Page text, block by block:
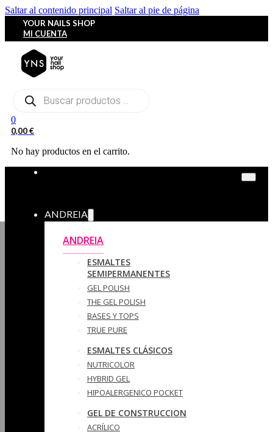
Saltar al contenido principal Saltar al pie de página
YOUR NAILS SHOP
MI CUENTA
Búsqueda
0
0,00€
No hay productos en el carrito.
ANDREIA
ANDREIA
ESMALTES
SEMIPERMANENTES
GEL POLISH
THE GEL POLISH
BASES Y‎ TOPS
TRUE PURE
ESMALTES CLÁSICOS
NUTRICOLOR
HYBRID GEL
HIPOALERGENICO POCKET
GEL DE CONSTRUCCION
ACRÍLICO